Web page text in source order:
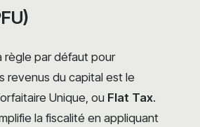
règle par défaut pour
revenus du capital est le
Unique, ou Flat Tax.
la fiscalité en appliquant